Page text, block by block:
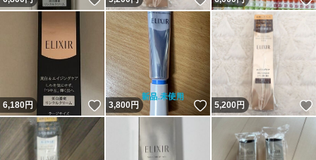
6,180円 いいね！
3,800円 いいね！
5,200円